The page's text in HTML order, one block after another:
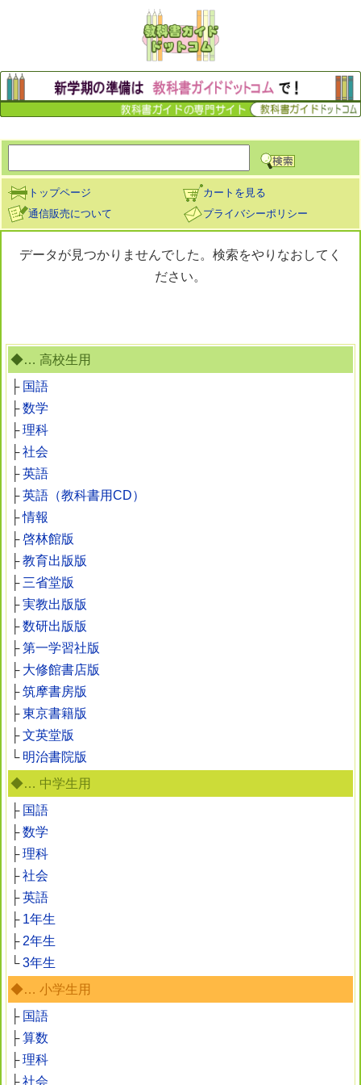
トップページ
カートを見る
通信販売について
プライバシーポリシー
◆… 高校生用
├ 国語
├数学
├理科
├社会
├英語
├英語（教科書用CD）
├情報
├啓林館版
├教育出版版
├ 三省堂版
├実教出版版
├数研出版版
├第一学習社版
├ 大修館書店版
├筑摩書房版
├東京書籍版
├文英堂版
└ 明治書院版
◆… 中学生用
├ 国語
├数学
├理科
├社会
├英語
├ 1年生
├ 2年生
└3年生
◆… 小学生用
├ 国語
├算数
├理科
├社会
データが見つかりませんでした。検索をやりなおしてく
ださい。